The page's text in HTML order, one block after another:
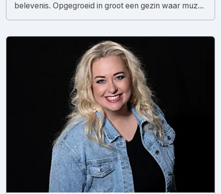
belevenis. Opgegroeid in groot een gezin waar muz...